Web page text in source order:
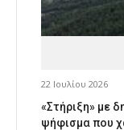
22 Ιουλίου 2026
«Στήριξη» με
ψήφισμα που